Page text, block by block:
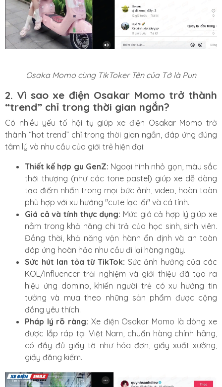
Osaka Momo cùng TikToker Tên của Tớ là Pun
2. Vì sao xe điện Osakar Momo trở thành
“trend” chỉ trong thời gian ngắn?
Có nhiều yếu tố hội tụ giúp xe điện Osakar Momo trở
thành “hot trend” chỉ trong thời gian ngắn, đáp ứng đúng
tâm lý và nhu cầu của giới trẻ hiện đại:
Thiết kế hợp gu GenZ: Ngoại hình nhỏ gọn, màu sắc
thời thượng (như các tone pastel) giúp xe dễ dàng
tạo điểm nhấn trong mọi bức ảnh, video, hoàn toàn
phù hợp với xu hướng "cute lạc lối" và cá tính.
Giá cả và tính thực dụng: Mức giá cả hợp lý giúp xe
nằm trong khả năng chi trả của học sinh, sinh viên.
Đồng thời, khả năng vận hành ổn định và an toàn
đáp ứng hoàn hảo nhu cầu đi lại hàng ngày.
Sức hút lan tỏa từ TikTok: Sức ảnh hưởng của các
KOL/Influencer trải nghiệm và giới thiệu đã tạo ra
hiệu ứng domino, khiến người trẻ có xu hướng tin
tưởng và mua theo những sản phẩm được cộng
đồng yêu thích.
Pháp lý rõ ràng: Xe điện Osakar Momo là dòng xe
được lắp ráp tại Việt Nam, chuẩn hàng chính hãng,
có đầy đủ giấy tờ như hóa đơn, giấy xuất xưởng,
giấy đăng kiểm.